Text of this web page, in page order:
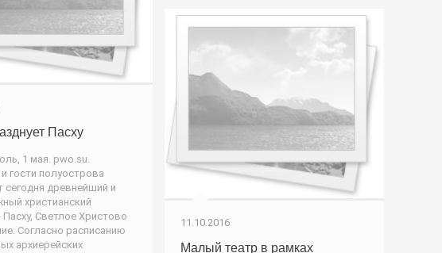
Пасху
1 мая. pwo.su.
гости полуострова
сегодня древнейший и
христианский
Пасху, Светлое Христово
Согласно расписанию
архиерейских
11.10.2016
Малый театр в рамках